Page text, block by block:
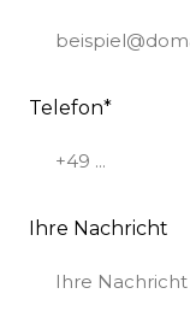
Telefon*
Ihre Nachricht